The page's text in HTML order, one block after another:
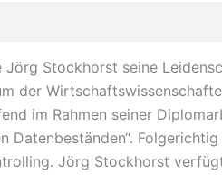
Stockhorst seine
der
im Rahmen seiner
Datenbeständen“.
Jörg Stockhorst